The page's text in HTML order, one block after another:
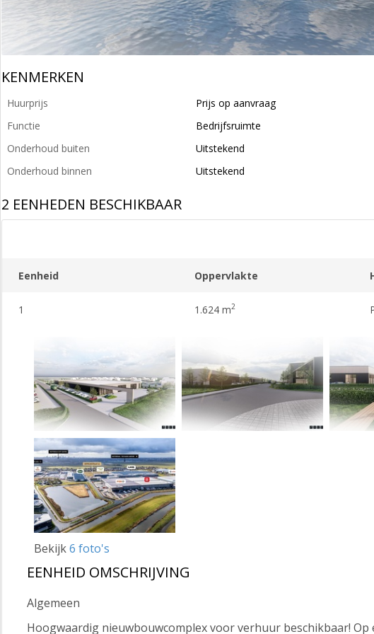
KENMERKEN
Huurprijs
Prijs op aanvraag
Functie
Bedrijfsruimte
Onderhoud buiten
Uitstekend
Onderhoud binnen
Uitstekend
2 EENHEDEN BESCHIKBAAR
Eenheid Oppervlakte
1 1.624 m2
Bekijk6 foto's
EENHEID OMSCHRIJVING
Algemeen
Hoogwaardig nieuwbouwcomplex voor verhuur beschikbaar!